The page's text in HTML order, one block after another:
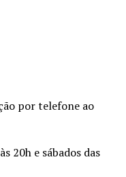
por telefone ao
20h e sábados das